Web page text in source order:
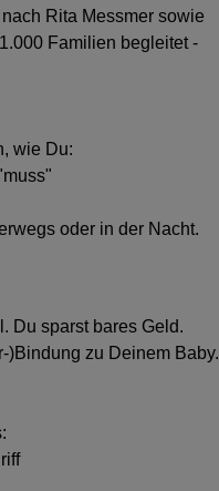
Rita Messmer sowie
Familien begleitet -
wie Du:
oder in der Nacht.
Du sparst bares Geld.
)Bindung zu Deinem Baby.